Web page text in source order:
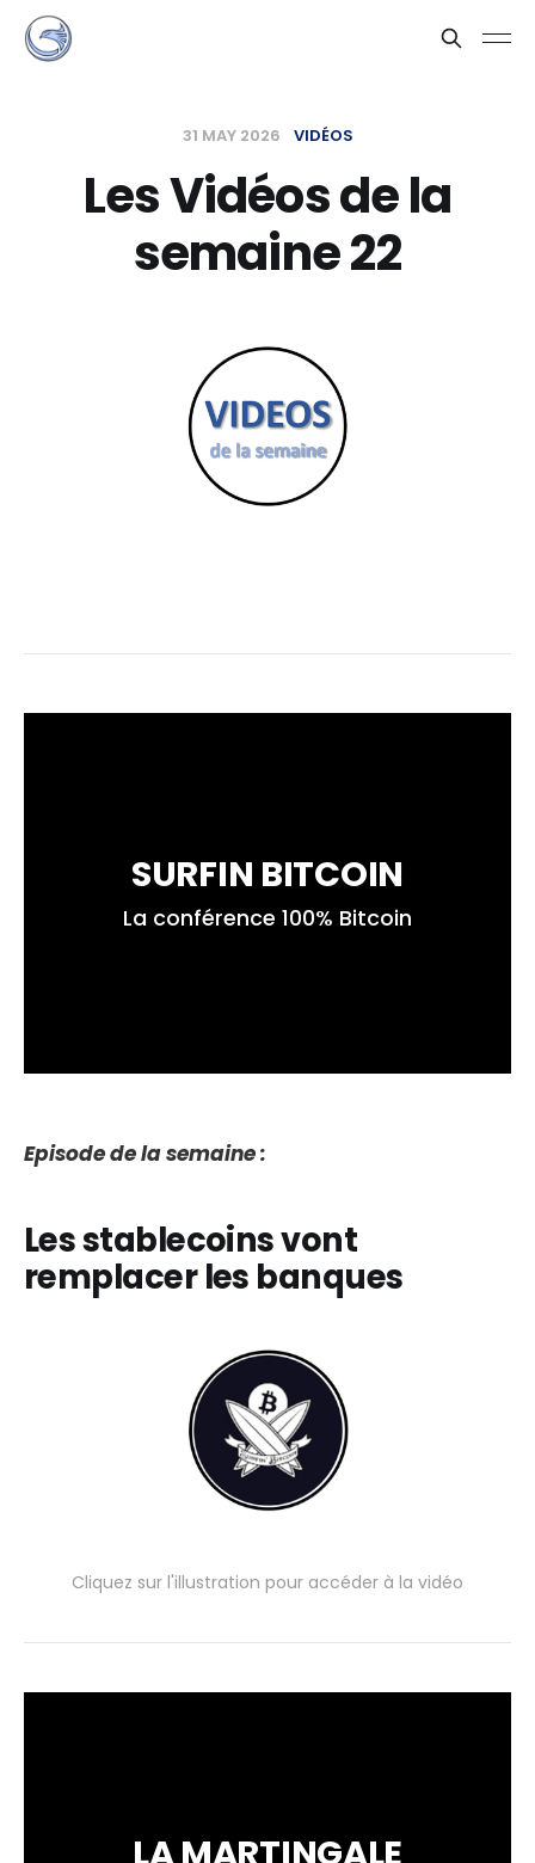
31 MAY 2026 VIDÉOS
Les Vidéos de la
semaine 22
SURFIN BITCOIN
La conférence 100% Bitcoin
Episode de la semaine :
Les stablecoins vont
remplacer les banques
Cliquez sur l'illustration pour accéder à la vidéo